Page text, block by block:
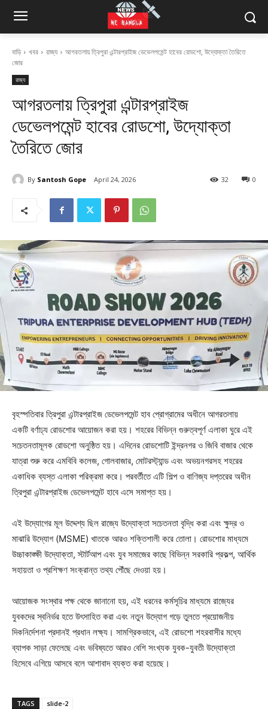
বাড়ি খবর রাজ্য
আগরতলায় ত্রিপুরা এন্টারপ্রাইজ ডেভেলপমেন্ট হাবের রোডশো, উদ্যোক্তা তৈরিতে
জোর
রাজ্য
আগরতলায় ত্রিপুরা এন্টারপ্রাইজ
ডেভেলপমেন্ট হাবের রোডশো, উদ্যোক্তা
তৈরিতে জোর
By Santosh Gope April 24, 2026 0
32
বৃহস্পতিবার ত্রিপুরা এন্টারপ্রাইজ ডেভেলপমেন্ট হাব প্রোগ্রামের অধীনে আগরতলায়
একটি বর্ণাঢ্য রোডশোর আয়োজন করা হয়। শহরের বিভিন্ন গুরুত্বপূর্ণ এলাকা ঘুরে এই
সচেতনতামূলক রোডশো অনুষ্ঠিত হয়। এদিনের রোডশোটি ইন্দ্রনগর ও জিবি বাজার থেকে
যাত্রা শুরু করে এমবিবি কলেজ, গোলবাজার, মোটরস্ট্যান্ড এবং অভয়নগরসহ শহরের
একাধিক ব্যস্ত এলাকা পরিক্রমা করে। পরবর্তীতে এটি শিল্প ও বাণিজ্য দপ্তরের অধীন
ত্রিপুরা এন্টারপ্রাইজ ডেভেলপমেন্ট হাবে এসে সমাপ্ত হয়।
এই উদ্যোগের মূল উদ্দেশ্য ছিল রাজ্যে উদ্যোক্তা সচেতনতা বৃদ্ধি করা এবং ক্ষুদ্র ও
মাঝারি উদ্যোগ (MSME) খাতকে আরও শক্তিশালী করে তোলা। রোডশোর মাধ্যমে
উচ্চাকাঙ্ক্ষী উদ্যোক্তা, স্টার্টআপ এবং যুব সমাজের কাছে বিভিন্ন সরকারি প্রকল্প, আর্থিক
সহায়তা ও প্রশিক্ষণ সংক্রান্ত তথ্য পৌঁছে দেওয়া হয়।
আয়োজক সংস্থার পক্ষ থেকে জানানো হয়, এই ধরনের কর্মসূচির মাধ্যমে রাজ্যের
যুবকদের স্বনির্ভর হতে উৎসাহিত করা এবং নতুন উদ্যোগ গড়ে তুলতে প্রয়োজনীয়
দিকনির্দেশনা প্রদানই প্রধান লক্ষ্য। সামগ্রিকভাবে, এই রোডশো শহরবাসীর মধ্যে
ব্যাপক সাড়া ফেলেছে এবং ভবিষ্যতে আরও বেশি সংখ্যক যুবক-যুবতী উদ্যোক্তা
হিসেবে এগিয়ে আসবে বলে আশাবাদ ব্যক্ত করা হয়েছে।
TAGS slide-2